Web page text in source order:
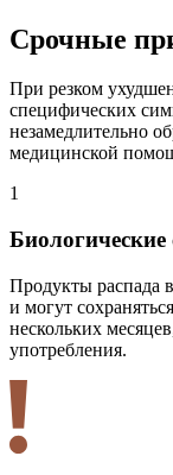
Срочные
При резком
специфических
незамедлительно
медицинской
1
Биологические
Продукты распада
и могут
нескольких
употребления.